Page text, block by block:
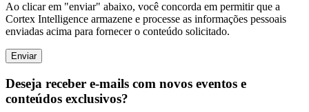
Ao clicar em "enviar" abaixo, você concorda em permitir que a
Cortex Intelligence armazene e processe as informações pessoais
enviadas acima para fornecer o conteúdo solicitado.
Deseja receber e-mails com novos eventos e
conteúdos exclusivos?